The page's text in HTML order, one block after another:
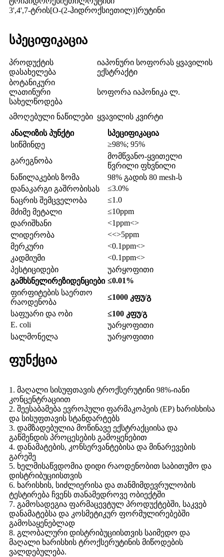
3',4',7-ტრის[O-(2-ჰიდროქსიეთილ)]რუტინი
სპეციფიკაცია
პროდუქტის
დასახელება
იაპონური სოფორას ყვავილის
ექსტრაქტი
ბოტანიკური
ლათინური
სახელწოდება
სოფორა იაპონიკა ლ.
ამოღებული ნაწილები ყვავილის კვირტი
ანალიზის პუნქტი
სპეციფიკაცია
სიწმინდე
≥98%; 95%
გარეგნობა
მომწვანო-ყვითელი
წვრილი ფხვნილი
ნაწილაკების ზომა
98% გადის 80 mesh-ს
დანაკარგი გაშრობისას
≤3.0%
ნაცრის შემცველობა
≤1.0
მძიმე მეტალი
≤10ppm
დარიშხანი
<1ppm<>
ლიდერობა
<<>5ppm
მერკური
<0.1ppm<>
კადმიუმი
<0.1ppm<>
პესტიციდები
უარყოფითი
გამხსნელირეზიდენციები ≤0.01%
ფირფიტების საერთო
რაოდენობა
≤1000 კფუ/გ
საფუარი და ობი
≤100 კფუ/გ
E. coli
უარყოფითი
სალმონელა
უარყოფითი
ფუნქცია
1. მაღალი სისუფთავის ტროქსერუტინი 98%-იანი
კონცენტრაციით
2. შეესაბამება ევროპული ფარმაკოპეის (EP) ხარისხისა
და სისუფთავის სტანდარტებს
3. დამზადებულია მოწინავე ექსტრაქციისა და
გაწმენდის პროცესების გამოყენებით
4. დანამატების, კონსერვანტებისა და მინარევების
გარეშე
5. ხელმისაწვდომია დიდი რაოდენობით საბითუმო და
დისტრიბუციისთვის
6. ხარისხის, სიძლიერისა და თანმიმდევრულობის
ტესტირება ჩვენს თანამედროვე ობიექტში
7. გამოსადეგია ფარმაცევტულ პროდუქტებში, საკვებ
დანამატებსა და კოსმეტიკურ ფორმულირებებში
გამოსაყენებლად
8. გლობალური დისტრიბუციისთვის საიმედო და
მაღალი ხარისხის ტროქსერუტინის მიწოდების
ვალდებულება.